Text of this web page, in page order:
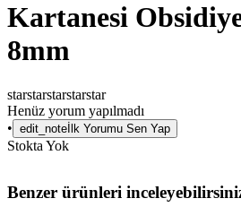
Kartanesi
8mm
starstarstarstarstar
Henüz yorum yapılmadı
• edit_note İlk Yorumu Sen Yap
Stokta Yok
Benzer ürünleri